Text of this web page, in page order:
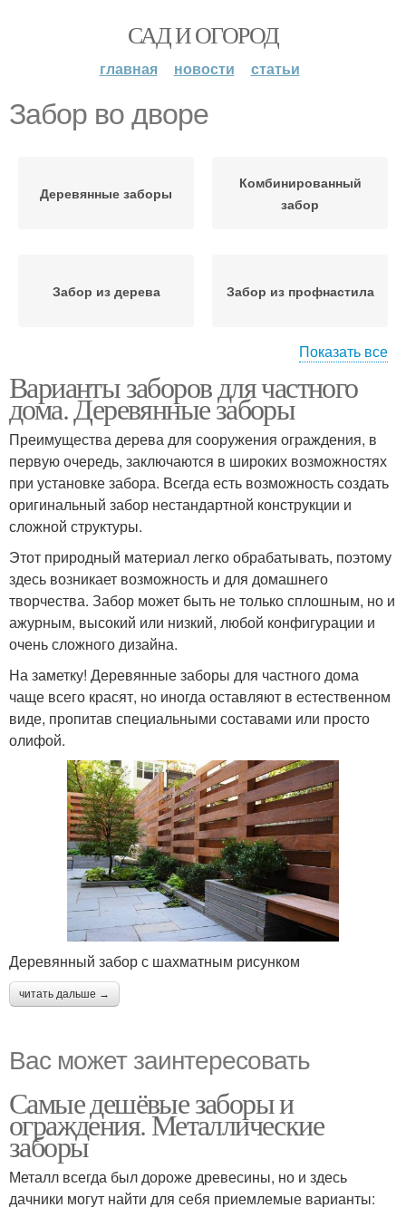
САД И ОГОРОД
главная новости статьи
Забор во дворе
Деревянные заборы
Комбинированный
забор
Забор из дерева Забор из профнастила
Забор для дачного
участка
Красивые заборы
Заборы из массива Недорогие заборы
Дешевый забор Забор для дачи
Забор в частном доме Деревянный забор
Бюджетный забор Забор из бревен
Показать все
Варианты заборов для частного
дома. Деревянные заборы
Преимущества дерева для сооружения ограждения, в
первую очередь, заключаются в широких возможностях
при установке забора. Всегда есть возможность создать
оригинальный забор нестандартной конструкции и
сложной структуры.
Этот природный материал легко обрабатывать, поэтому
здесь возникает возможность и для домашнего
творчества. Забор может быть не только сплошным, но и
ажурным, высокий или низкий, любой конфигурации и
очень сложного дизайна.
На заметку! Деревянные заборы для частного дома
чаще всего красят, но иногда оставляют в естественном
виде, пропитав специальными составами или просто
олифой.
Деревянный забор с шахматным рисунком
читать дальше →
Вас может заинтересовать
Самые дешёвые заборы и
ограждения. Металлические
заборы
Металл всегда был дороже древесины, но и здесь
дачники могут найти для себя приемлемые варианты: